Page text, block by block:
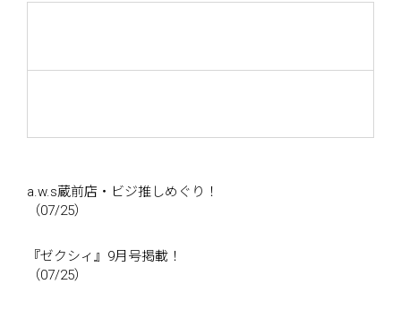
a.w.s蔵前店・ビジ推しめぐり！
（07/25）
『ゼクシィ』9月号掲載！
（07/25）